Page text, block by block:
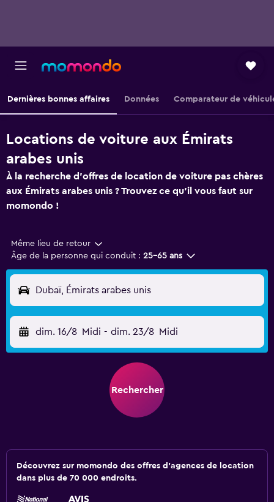
Dernières bonnes affaires Données Comparateur de
Locations de voiture aux Émirats
arabes unis
À la recherche d'offres de location de voiture pas chères
aux Émirats arabes unis ? Trouvez ce qu'il vous faut sur
momondo !
Même lieu de retour
Âge de la personne qui conduit : 25-65 ans
Dubaï, Émirats arabes unis
dim. 16/8 Midi - dim. 23/8 Midi
Rechercher
Découvrez sur momondo des offres d'agences de location
dans plus de 70 000 endroits.